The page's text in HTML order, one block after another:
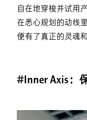
自在地穿梭并试用
在悉心规划的动线
便有了真正的灵魂和
#Inner Axis：